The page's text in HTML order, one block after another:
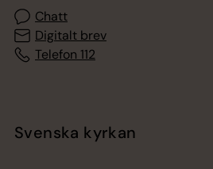
Chatt
Digitalt brev
Telefon 112
Svenska kyrkan